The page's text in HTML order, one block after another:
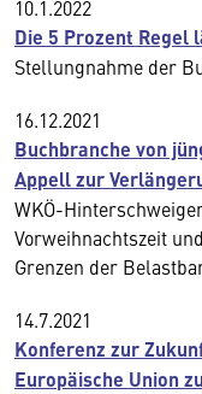
10.1.2022
Die 5 Prozent Regel
Stellungnahme der
16.12.2021
Buchbranche von
Appell zur
WKÖ-
Vorweihnachtszeit
Grenzen der
14.7.2021
Konferenz zur
Europäische Union